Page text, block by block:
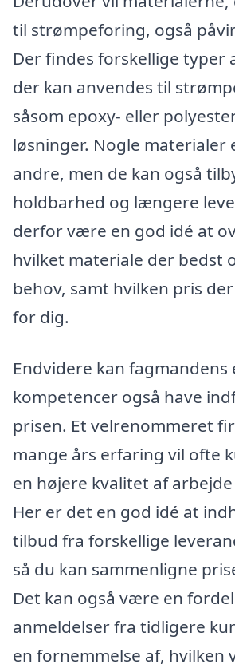
til strømpeforing, også
Der findes forskellige typer
der kan anvendes til
såsom epoxy- eller
løsninger. Nogle materialer
andre, men de kan også
holdbarhed og længere
derfor være en god idé at
hvilket materiale der bedst
behov, samt hvilken pris
for dig.
Endvidere kan
kompetencer også have
prisen. Et velrenommeret
mange års erfaring vil ofte
en højere kvalitet af
Her er det en god idé at
tilbud fra forskellige
så du kan sammenligne
Det kan også være en
anmeldelser fra tidligere
en fornemmelse af, hvilken